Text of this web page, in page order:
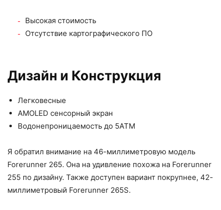
Высокая стоимость
Отсутствие картографического ПО
Дизайн и Конструкция
Легковесные
AMOLED сенсорный экран
Водонепроницаемость до 5АТМ
Я обратил внимание на 46-миллиметровую модель
Forerunner 265. Она на удивление похожа на Forerunner
255 по дизайну. Также доступен вариант покрупнее, 42-
миллиметровый Forerunner 265S.